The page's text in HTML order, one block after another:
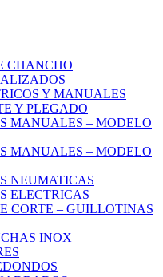
CHANCHO
Y MANUALES
Y PLEGADO
MANUALES – MODELO
MANUALES – MODELO
NEUMATICAS
ELECTRICAS
CORTE – GUILLOTINAS
INOX